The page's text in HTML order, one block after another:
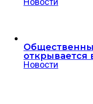
открывается
Новости